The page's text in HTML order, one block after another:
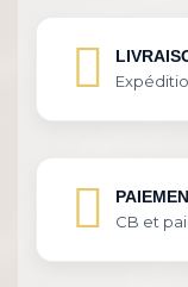
CB et